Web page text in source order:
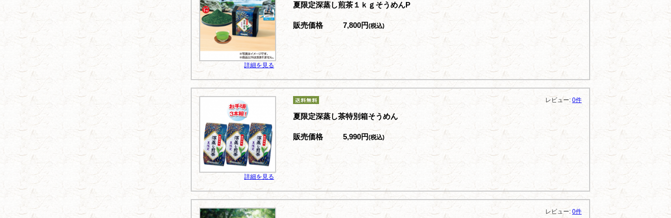
詳細を見る
夏限定深蒸し煎茶１ｋｇそうめんP
販売価格 7,800円(税込)
詳細を見る
レビュー: 0件
夏限定深蒸し茶特別箱そうめん
販売価格 5,990円(税込)
レビュー: 0件